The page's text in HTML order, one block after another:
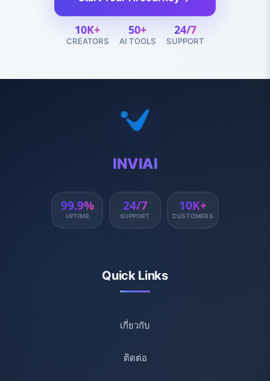
10K+
CREATORS
50+
AI TOOLS
24/7
SUPPORT
INVIAI
99.9%
UPTIME
24/7
SUPPORT
10K+
CUSTOMERS
Quick Links
เกี่ยวกับ
ติดต่อ